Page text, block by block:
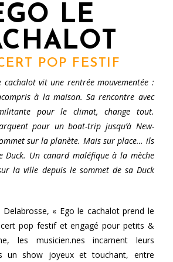
LE
POP FESTIF
cachalot vit une rentrée mouvementée :
à la maison. Sa rencontre avec
pour le climat, change tout.
pour un boat-trip jusqu’à New-
sur la planète. Mais sur place… ils
Duck. Un canard maléfique à la mèche
la ville depuis le sommet de sa Duck
« Ego le cachalot prend le
pop festif et engagé pour petits &
les musicien.nes incarnent leurs
un show joyeux et touchant, entre